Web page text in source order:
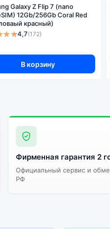
и поддерживает
Galaxy Z Flip 7 (nano
12Gb/256Gb Coral Red
красный)
4,7(172)
В корзину
Фирменная гарантия 2
Официальный сервис и
РФ